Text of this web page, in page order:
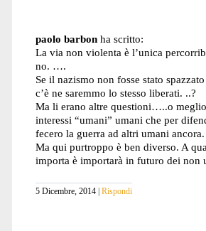
paolo barbon ha scritto:
La via non violenta è l’unica
no. ….
Se il nazismo non fosse stato
c’è ne saremmo lo stesso liberati. ..?
Ma li erano altre questioni…..o
interessi “umani” umani che per
fecero la guerra ad altri umani ancora.
Ma qui purtroppo è ben diverso. A
importa è importarà in futuro dei non
5 Dicembre, 2014 Rispondi